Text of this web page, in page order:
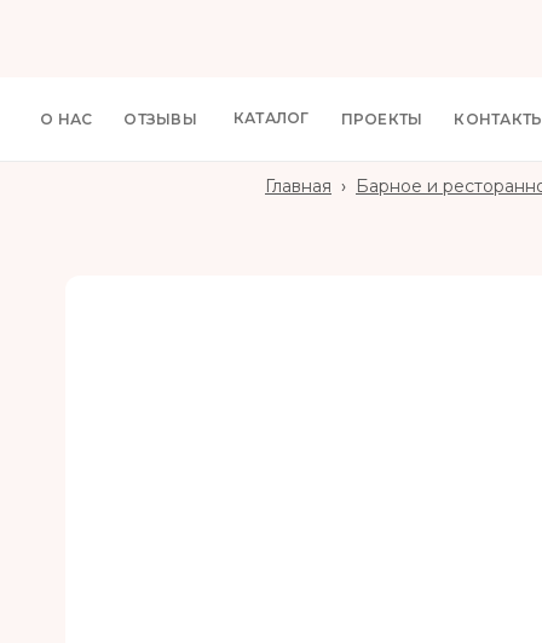
О НАС ОТЗЫВЫ КАТАЛОГ ПРОЕКТЫ
Главная › Барное и